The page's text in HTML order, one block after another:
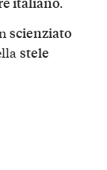
scienziato
stele